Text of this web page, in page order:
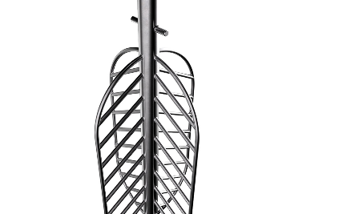
SPATOLA A CROCE - 4